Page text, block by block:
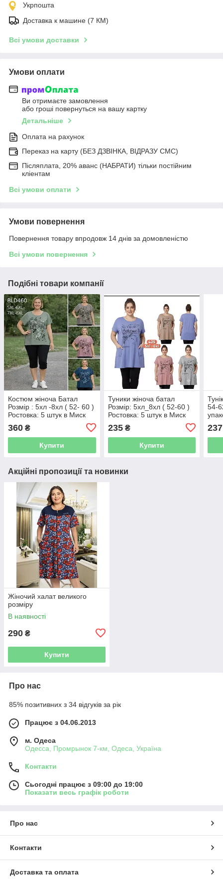
Укрпошта
Доставка к машине (7 КМ)
Всі умови доставки
Умови оплати
Ви отримаєте замовлення
або гроші повернуться на вашу картку
Детальніше
Оплата на рахунок
Переказ на карту (БЕЗ ДЗВІНКА, ВІДРАЗУ СМС)
Післяплата, 20% аванс (НАБРАТИ) тільки постійним
кліентам
Всі умови оплати
Умови повернення
Повернення товару впродовж 14 днів за домовленістю
Всі умови повернення
Подібні товари компанії
Костюм жіноча Батал
Розмір : 5хл -8хл ( 52- 60 )
Ростовка: 5 штук в Миск
кольору Товар фабричний
360 ₴
Купити
Туники жіноча батал
Розмір: 5хл_8хл ( 52-60 )
Ростовка: 5 штук в Миск
кольору Товар фабричний
235₴
Купити
54-
237
Акційні пропозиції та новинки
Жіночий халат великого
розміру
В наявності
290 ₴
Купити
Про нас
85% позитивних з 34 відгуків за рік
Працює з 04.06.2013
м. Одеса
Одесса, Промрынок 7-км, Одеса, Україна
Контакти
Сьогодні працює з 09:00 до 19:00
Показати весь графік роботи
Про нас
Контакти
Доставка та оплата